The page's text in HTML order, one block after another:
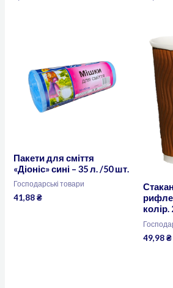
Пакети для сміття
«Діоніс» сині – 35 л. /50 шт.
Господарські товари
41,88₴
49,98₴